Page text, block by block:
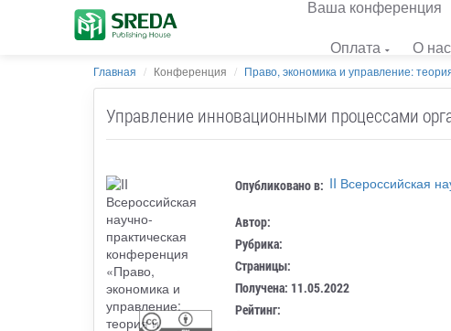
Ваша конференция
Оплата
О нас
Главная Конференция Право, экономика и управление:
Управление инновационными процессами
Опубликовано в: II Всероссийская
Автор:
Рубрика:
Страницы:
Получена: 11.05.2022
Рейтинг: